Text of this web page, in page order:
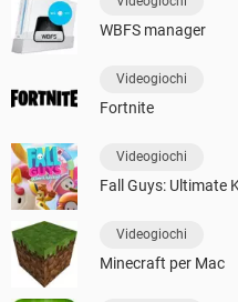
WBFS manager
Videogiochi
Fortnite
Videogiochi
Fall Guys: Ultimate
Videogiochi
Minecraft per Mac